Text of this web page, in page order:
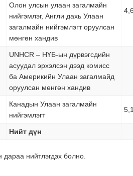
Олон улсын улаан загалмайн
нийгэмлэг, Англи дахь Улаан
загалмайн нийгэмлэгт оруулсан
мөнгөн хандив
UNHCR – НҮБ-ын дүрвэгсдийн
асуудал эрхэлсэн дээд комисс
ба Америкийн Улаан загалмайд
оруулсан мөнгөн хандив
Канадын Улаан загалмайн
нийгэмлэгт
Нийт дүн
нийтлэгдэх болно.